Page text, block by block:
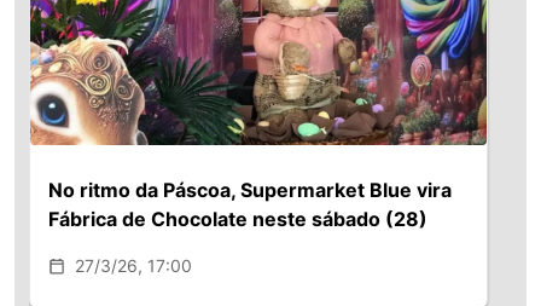
No ritmo da Páscoa, Supermarket Blue vira
Fábrica de Chocolate neste sábado (28)
27/3/26, 17:00